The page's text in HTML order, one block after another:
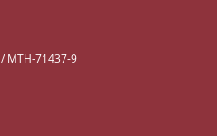
/ MTH-71437-9